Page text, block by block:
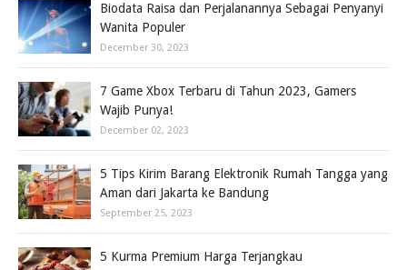
Biodata Raisa dan Perjalanannya Sebagai Penyanyi
Wanita Populer
December 30, 2023
7 Game Xbox Terbaru di Tahun 2023, Gamers
Wajib Punya!
December 02, 2023
5 Tips Kirim Barang Elektronik Rumah Tangga yang
Aman dari Jakarta ke Bandung
September 25, 2023
5 Kurma Premium Harga Terjangkau